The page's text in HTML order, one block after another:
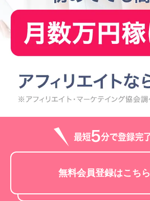
無料会員登録はこちら